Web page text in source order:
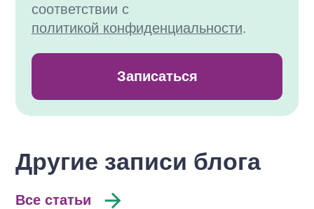
соответствии с
политикой конфиденциальности.
Записаться
Другие записи блога
Все статьи